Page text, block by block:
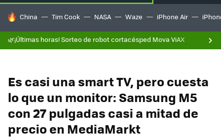
HOY SE HABLA DE
China Tim Cook NASA Waze iPhone Air
🌿¡Últimas horas! Sorteo de robot cortacésped Mova ViAX
Es casi una smart TV, pero cuesta
lo que un monitor: Samsung M5
con 27 pulgadas casi a mitad de
precio en MediaMarkt